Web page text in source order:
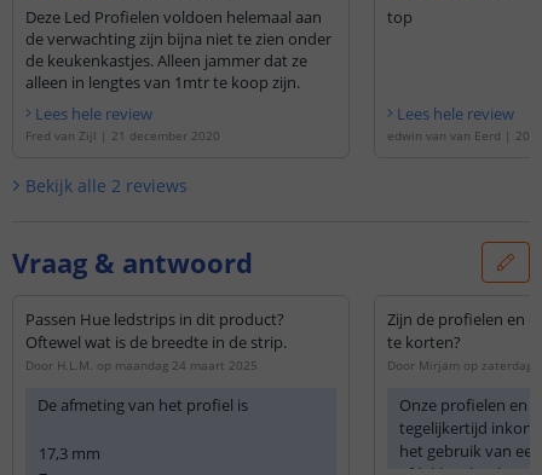
Deze Led Profielen voldoen helemaal aan
de verwachting zijn bijna niet te zien onder
de keukenkastjes. Alleen jammer dat ze
alleen in lengtes van 1mtr te koop zijn.
Lees hele review
Fred van Zijl | 21 december 2020
top
Lees hele review
edwin van van Eerd | 20
Bekijk alle 2 reviews
Vraag & antwoord
Passen Hue ledstrips in dit product?
Oftewel wat is de breedte in de strip.
Door H.L.M. op maandag 24 maart 2025
De afmeting van het profiel is
17,3 mm
Zijn de profielen en
te korten?
Door Mirjam op zaterdag
Onze profielen en
tegelijkertijd
het gebruik van